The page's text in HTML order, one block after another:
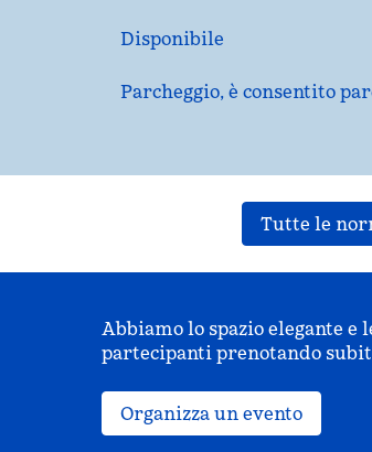
Disponibile
Parcheggio, è consentito
Tutte le
Abbiamo lo spazio elegante
partecipanti prenotando
Organizza un evento